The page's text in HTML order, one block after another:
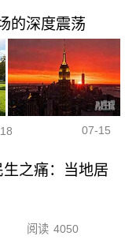
的深度震荡
07-15
之痛：当地居
阅读 4050